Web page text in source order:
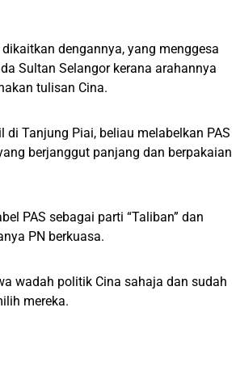
dengannya, yang menggesa
Sultan Selangor kerana arahannya
tulisan Cina.
Tanjung Piai, beliau melabelkan PAS
berjanggut panjang dan berpakaian
PAS sebagai parti “Taliban” dan
PN berkuasa.
wadah politik Cina sahaja dan sudah
mereka.